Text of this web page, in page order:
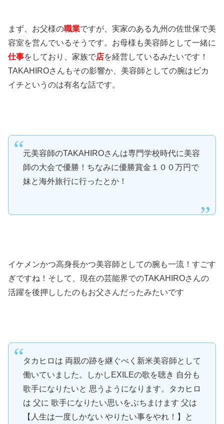
まず、お父様の職業ですが、実家のある九州の佐世保で美
容室を営んでいるそうです。お母様も美容師として一緒に
仕事をしており、家族で店を経営しているみたいです！
TAKAHIROさんもその影響か、美容師としての腕はピカ
イチというのは有名な話です。
元美容師のTAKAHIROさんは専門学校時代に美容
師の大会で優勝！ちなみに優勝賞金１００万円で
妹と海外旅行に行ったとか！
イケメンかつ高身長かつ美容師としての腕も一流！すごす
ぎですね！そして、現在の芸能界でのTAKAHIROさんの
活躍を後押ししたのもお父さんだったみたいです
タカヒロは 両親の跡を継ぐべく新米美容師として
働いていました。しかしEXILEの歌を聴き 自分も
歌手になりたいと 思うようになります。タカヒロ
は 父に 歌手になりたい思いをぶちまけます 父は
【人生は一度しかない やりたい事をやれ！】と